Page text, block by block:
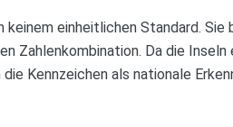
keinem einheitlichen Standard. Sie
Zahlenkombination. Da die Inseln
Kennzeichen als nationale